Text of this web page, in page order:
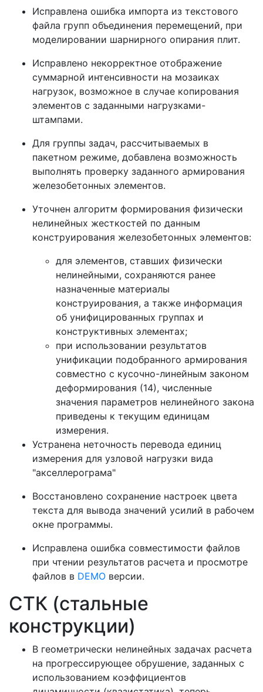
Исправлена ошибка импорта из текстового
файла групп объединения перемещений, при
моделировании шарнирного опирания плит.
Исправлено некорректное отображение
суммарной интенсивности на мозаиках
нагрузок, возможное в случае копирования
элементов с заданными нагрузками-
штампами.
Для группы задач, рассчитываемых в
пакетном режиме, добавлена возможность
выполнять проверку заданного армирования
железобетонных элементов.
Уточнен алгоритм формирования физически
нелинейных жесткостей по данным
конструирования железобетонных элементов:
для элементов, ставших физически
нелинейными, сохраняются ранее
назначенные материалы
конструирования, а также информация
об унифицированных группах и
конструктивных элементах;
при использовании результатов
унификации подобранного армирования
совместно с кусочно-линейным законом
деформирования (14), численные
значения параметров нелинейного закона
приведены к текущим единицам
измерения.
Устранена неточность перевода единиц
измерения для узловой нагрузки вида
"акселлерограма"
Восстановлено сохранение настроек цвета
текста для вывода значений усилий в рабочем
окне программы.
Исправлена ошибка совместимости файлов
при чтении результатов расчета и просмотре
файлов в DEMO версии.
СТК (стальные
конструкции)
В геометрически нелинейных задачах расчета
на прогрессирующее обрушение, заданных с
использованием коэффициентов